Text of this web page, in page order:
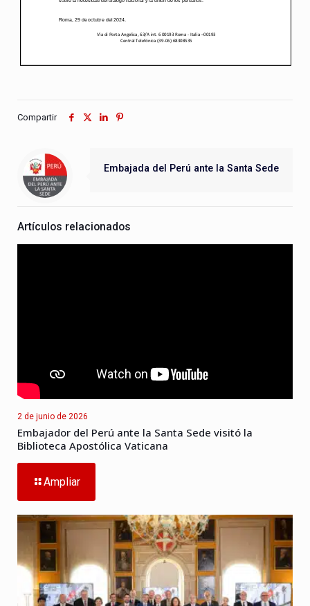
Compartir
Embajada del Perú ante la Santa Sede
Artículos relacionados
2 de junio de 2026
Embajador del Perú ante la Santa Sede visitó la
Biblioteca Apostólica Vaticana
Ampliar